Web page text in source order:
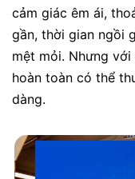
cảm giác êm ái,
gần, thời gian ngồi
mệt mỏi. Nhưng
hoàn toàn có thể
dàng.